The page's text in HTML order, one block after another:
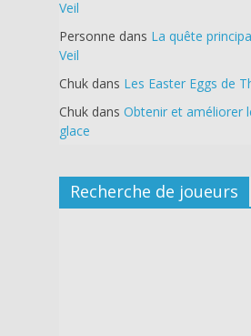
Veil
Personne dans La quête
Veil
Chuk dans Les Easter Eggs de
Chuk dans Obtenir et améliorer
glace
Recherche de joueurs